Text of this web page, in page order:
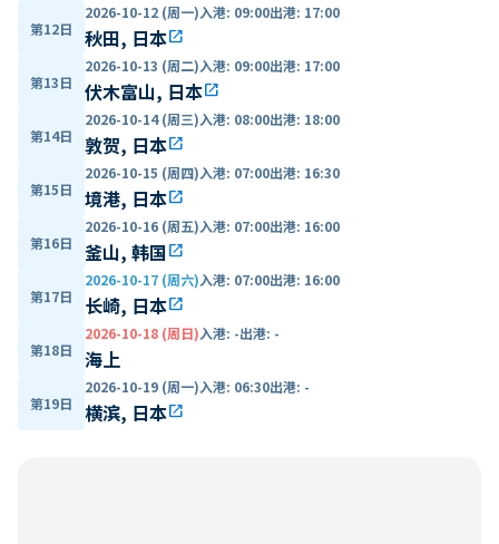
第12日
2026-10-12 (周一)入港: 09:00出港: 17:00
秋田, 日本open_in_new
第13日
2026-10-13 (周二)入港: 09:00出港: 17:00
伏木富山, 日本open_in_new
第14日
2026-10-14 (周三)入港: 08:00出港: 18:00
敦贺, 日本open_in_new
第15日
2026-10-15 (周四)入港: 07:00出港: 16:30
境港, 日本open_in_new
第16日
2026-10-16 (周五)入港: 07:00出港: 16:00
釜山, 韩国open_in_new
第17日
2026-10-17 (周六)入港: 07:00出港: 16:00
长崎, 日本open_in_new
第18日
2026-10-18 (周日)入港: -出港: -
海上
第19日
2026-10-19 (周一)入港: 06:30出港: -
横滨, 日本open_in_new